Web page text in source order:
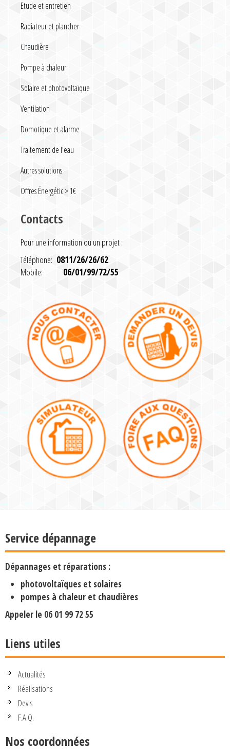
Etude et entretien
Radiateur et plancher
Chaudière
Pompe à chaleur
Solaire et photovoltaïque
Ventilation
Domotique et alarme
Traitement de l'eau
Autres solutions
Offres Énergétic > 1€
Contacts
Pour une information ou un projet :
Téléphone: 0811/26/26/62
Mobile:
06/01/99/72/55
Service dépannage
Dépannages et réparations :
photovoltaïques et solaires
pompes à chaleur et chaudières
Appeler le 06 01 99 72 55
Liens utiles
Actualités
Réalisations
Devis
F.A.Q.
Nos coordonnées